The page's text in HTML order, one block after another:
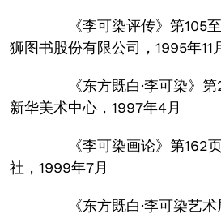
《李可染评传》第105至
狮图书股份有限公司，1995年11
《东方既白·李可染》第
新华美术中心，1997年4月
《李可染画论》第162页
社，1999年7月
《东方既白·李可染艺术